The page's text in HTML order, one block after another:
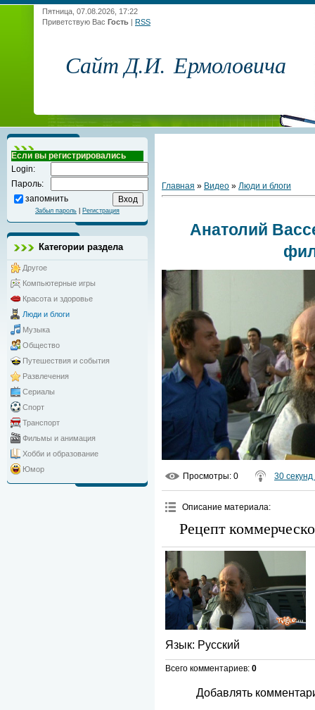
Пятница, 07.08.2026, 17:22
Приветствую Вас Гость | RSS
Сайт Д.И. Ермоловича
Если вы регистрировались
Login:
Пароль:
запомнить
Забыл пароль Регистрация
Категории раздела
Другое
Компьютерные игры
Красота и здоровье
Люди и блоги
Музыка
Общество
Путешествия и события
Развлечения
Сериалы
Спорт
Транспорт
Фильмы и анимация
Хобби и образование
Юмор
Главная » Видео » Люди и блоги
Анатолий
Просмотры: 0 30 секунд
Описание материала:
Рецепт
Язык: Русский
Всего комментариев: 0
Добавлять